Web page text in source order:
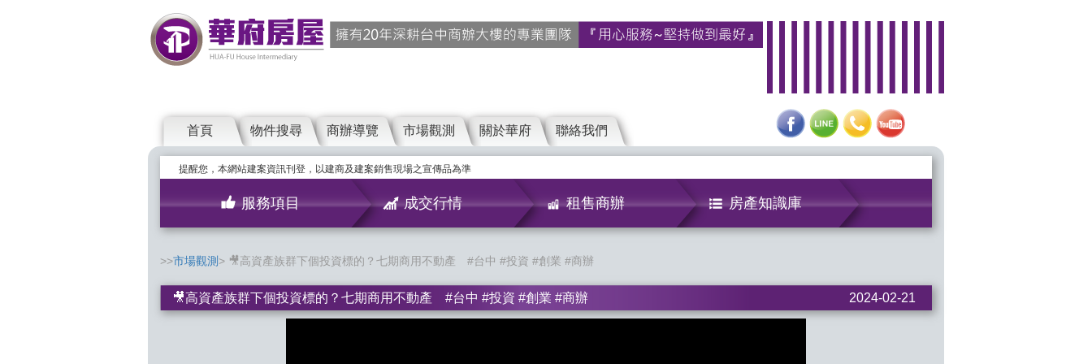
首頁 物件搜尋 商辦導覽 市場觀測 關於華府 聯絡我們
提醒您，本網站建案資訊刊登，以建商及建案銷售現場之宣傳品為準
服務項目 成交行情 租售商辦 房產知識庫
市場觀測 🎥高資產族群下個投資標的？七期商用不動產 #台中 #投資 #創業 #商辦
🎥高資產族群下個投資標的？七期商用不動產 #台中 #投資 #創業 #商辦 2024-02-21